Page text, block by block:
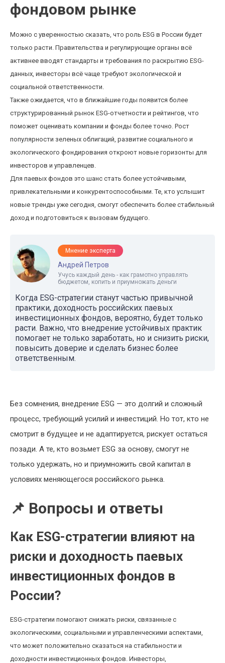
фондовом рынке
Можно с уверенностью сказать, что роль ESG в России будет
только расти. Правительства и регулирующие органы всё
активнее вводят стандарты и требования по раскрытию ESG-
данных, инвесторы всё чаще требуют экологической и
социальной ответственности.
Также ожидается, что в ближайшие годы появится более
структурированный рынок ESG-отчетности и рейтингов, что
поможет оценивать компании и фонды более точно. Рост
популярности зеленых облигаций, развитие социального и
экологического фондирования откроют новые горизонты для
инвесторов и управленцев.
Для паевых фондов это шанс стать более устойчивыми,
привлекательными и конкурентоспособными. Те, кто услышит
новые тренды уже сегодня, смогут обеспечить более стабильный
доход и подготовиться к вызовам будущего.
Мнение эксперта
Андрей Петров
Учусь каждый день - как грамотно управлять
бюджетом, копить и приумножать деньги
Когда ESG-стратегии станут частью привычной
практики, доходность российских паевых
инвестиционных фондов, вероятно, будет только
расти. Важно, что внедрение устойчивых практик
помогает не только заработать, но и снизить риски,
повысить доверие и сделать бизнес более
ответственным.
Без сомнения, внедрение ESG — это долгий и сложный
процесс, требующий усилий и инвестиций. Но тот, кто не
смотрит в будущее и не адаптируется, рискует остаться
позади. А те, кто возьмет ESG за основу, смогут не
только удержать, но и приумножить свой капитал в
условиях меняющегося российского рынка.
📌 Вопросы и ответы
Как ESG-стратегии влияют на
риски и доходность паевых
инвестиционных фондов в
России?
ESG-стратегии помогают снижать риски, связанные с
экологическими, социальными и управленческими аспектами,
что может положительно сказаться на стабильности и
доходности инвестиционных фондов. Инвесторы,